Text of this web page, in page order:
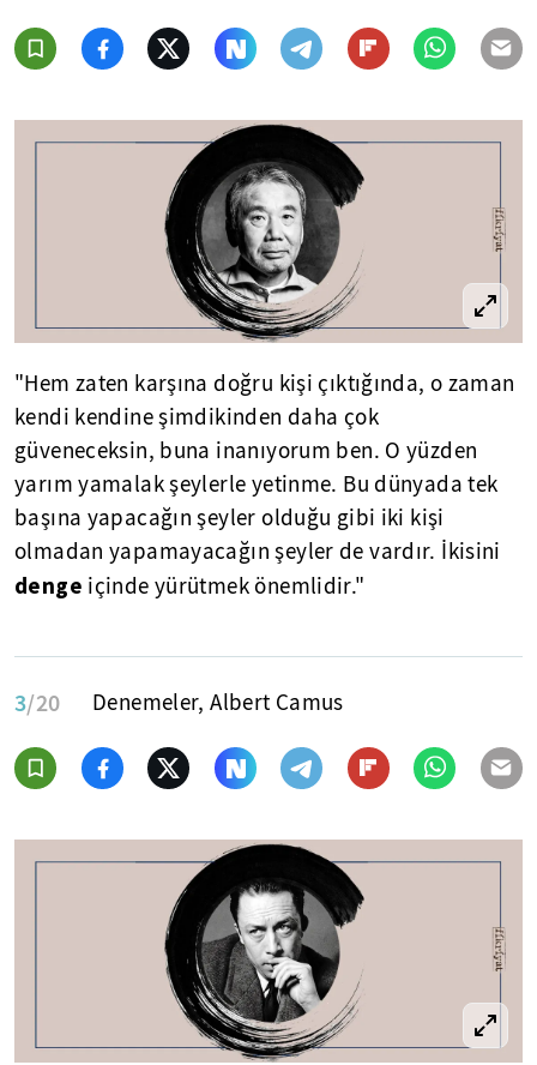
"Hem zaten karşına doğru kişi çıktığında, o zaman
kendi kendine şimdikinden daha çok
güveneceksin, buna inanıyorum ben. O yüzden
yarım yamalak şeylerle yetinme. Bu dünyada tek
başına yapacağın şeyler olduğu gibi iki kişi
olmadan yapamayacağın şeyler de vardır. İkisini
denge içinde yürütmek önemlidir."
3/20 Denemeler, Albert Camus